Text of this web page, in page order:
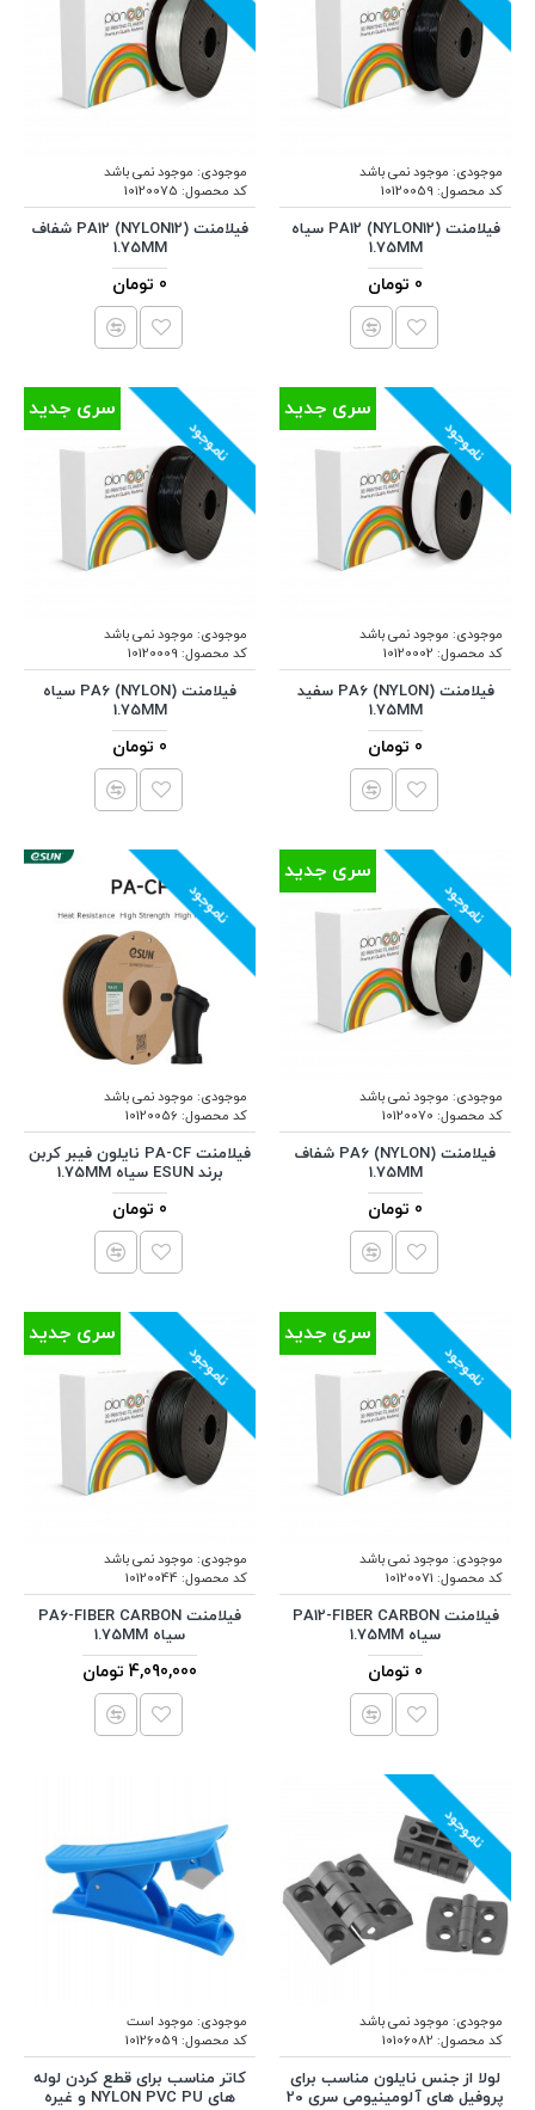
موجودی: موجود نمی باشد
کد محصول: 10120059
فیلامنت (PA12 (NYLON12 سیاه
1.75MM
0 تومان
موجودی: موجود نمی باشد
کد محصول: 10120075
فیلامنت (PA12 (NYLON12 شفاف
1.75MM
0 تومان
سری جدید
ناموجود
موجودی: موجود نمی باشد
کد محصول: 10120002
فیلامنت (PA6 (NYLON سفید
1.75MM
0 تومان
سری جدید
ناموجود
موجودی: موجود نمی باشد
کد محصول: 10120009
فیلامنت (PA6 (NYLON سیاه
1.75MM
0 تومان
سری جدید
ناموجود
موجودی: موجود نمی باشد
کد محصول: 10120070
فیلامنت (PA6 (NYLON شفاف
1.75MM
0 تومان
ناموجود
موجودی: موجود نمی باشد
کد محصول: 10120056
فیلامنت PA-CF نایلون فیبر کربن
برند ESUN سیاه 1.75MM
0 تومان
سری جدید
ناموجود
موجودی: موجود نمی باشد
کد محصول: 10120071
فیلامنت PA12-FIBER CARBON
سیاه 1.75MM
0 تومان
سری جدید
ناموجود
موجودی: موجود نمی باشد
کد محصول:10120044
فیلامنت PA6-FIBER CARBON
سیاه 1.75MM
4,090,000 تومان
ناموجود
موجودی: موجود نمی باشد
کد محصول: 10106082
لولا از جنس نایلون مناسب برای
پروفیل های آلومینیومی سری 20
موجودی: موجود است
کد محصول: 10126059
کاتر مناسب برای قطع کردن لوله
های NYLON PVC PU و غیره